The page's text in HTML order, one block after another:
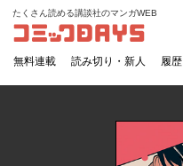
コミックDAYS
たくさん読める講談社のマンガWEB
無料連載 読み切り・新人 履歴